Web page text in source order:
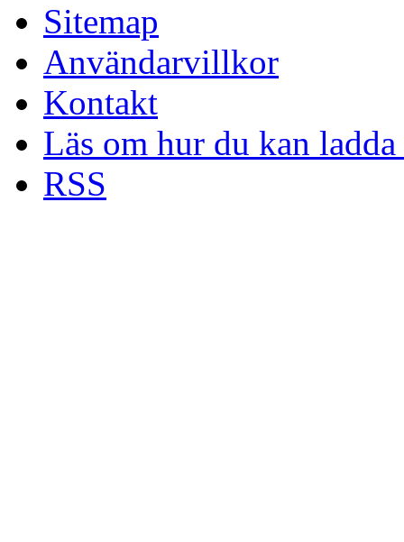
Sitemap
Användarvillkor
Kontakt
Läs om hur du kan
RSS